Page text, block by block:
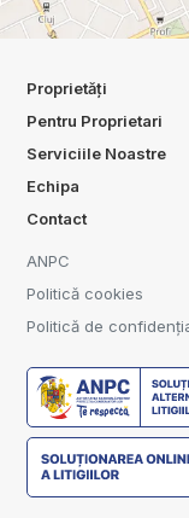
Proprietăți
Pentru Proprietari
Serviciile Noastre
Echipa
Contact
ANPC
Politică cookies
Politică de